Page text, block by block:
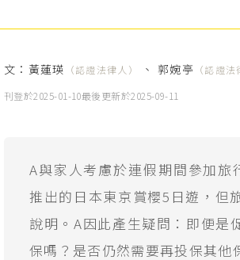
文： 黃蓮瑛 （認證法律人） 、 郭婉亭 （認證法
刊登於2025-01-10最後更新於2025-09-11
A與家人考慮於連假期間參加
推出的日本東京賞櫻5日遊，但
說明。A因此產生疑問：即便是
保嗎？是否仍然需要再投保其他